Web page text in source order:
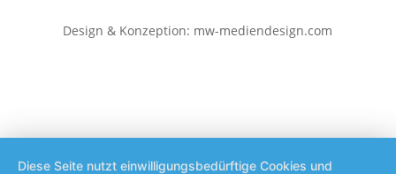
Design & Konzeption: mw-mediendesign.com
Diese Seite nutzt einwilligungsbedürftige Cookies und